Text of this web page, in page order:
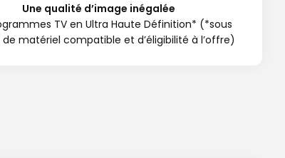
Une qualité d’image inégalée
TV en Ultra Haute Définition* (*sous
de matériel compatible et d’éligibilité à l’offre)